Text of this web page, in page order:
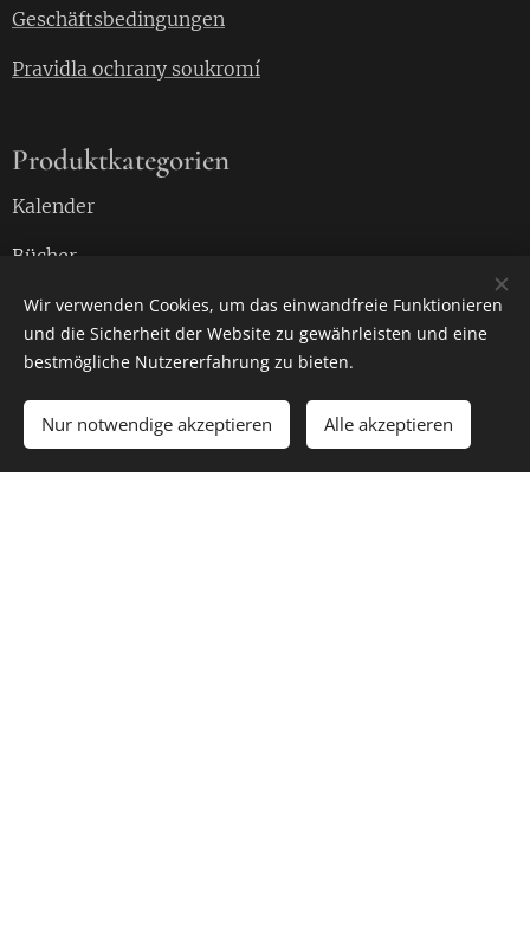
Geschäftsbedingungen
Pravidla ochrany soukromí
Produktkategorien
Kalender
Bücher
Angepasste Fotos
Kontakt
Tolarova 425, Volary, 38451
Wir verwenden Cookies, um das einwandfreie Funktionieren
und die Sicherheit der Website zu gewährleisten und eine
bestmögliche Nutzererfahrung zu bieten.
Nur notwendige akzeptieren Alle akzeptieren